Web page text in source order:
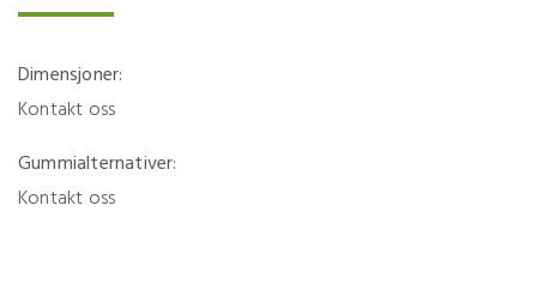
Dimensjoner:
Kontakt oss
Gummialternativer:
Kontakt oss